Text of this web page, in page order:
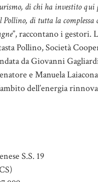
di chi ha investito qui
di tutta la complessa
”, raccontano i gestori.
Pollino, Società
da Giovanni
e Manuela
dell’energia
S.S. 19